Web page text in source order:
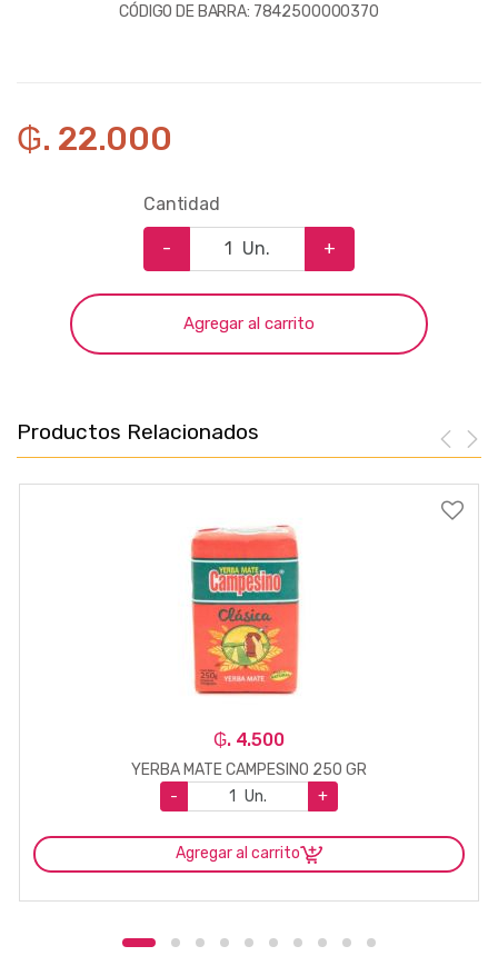
CÓDIGO DE BARRA: 7842500000370
₲. 22.000
Cantidad
- Un. +
Agregar al carrito
Productos Relacionados
₲. 4.500
YERBA MATE CAMPESINO 250 GR
-
Un. +
Agregar al carrito